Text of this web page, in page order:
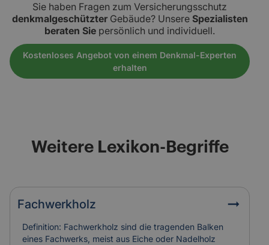
Sie haben Fragen zum Versicherungsschutz
denkmalgeschützterGebäude? Unsere Spezialisten
beraten Sie persönlich und individuell.
Kostenloses Angebot von einem Denkmal-Experten
erhalten
Weitere Lexikon-Begriffe
Fachwerkholz
Definition: Fachwerkholz sind die tragenden Balken
eines Fachwerks, meist aus Eiche oder Nadelholz